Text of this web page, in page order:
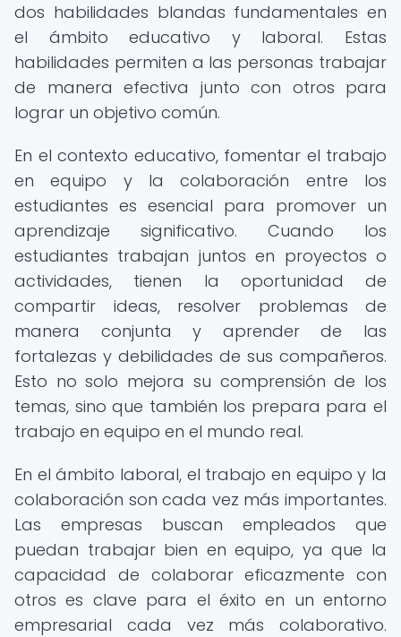
dos habilidades blandas fundamentales en
el ámbito educativo y laboral. Estas
habilidades permiten a las personas trabajar
de manera efectiva junto con otros para
lograr un objetivo común.
En el contexto educativo, fomentar el trabajo
en equipo y la colaboración entre los
estudiantes es esencial para promover un
aprendizaje significativo. Cuando los
estudiantes trabajan juntos en proyectos o
actividades, tienen la oportunidad de
compartir ideas, resolver problemas de
manera conjunta y aprender de las
fortalezas y debilidades de sus compañeros.
Esto no solo mejora su comprensión de los
temas, sino que también los prepara para el
trabajo en equipo en el mundo real.
En el ámbito laboral, el trabajo en equipo y la
colaboración son cada vez más importantes.
Las empresas buscan empleados que
puedan trabajar bien en equipo, ya que la
capacidad de colaborar eficazmente con
otros es clave para el éxito en un entorno
empresarial cada vez más colaborativo.